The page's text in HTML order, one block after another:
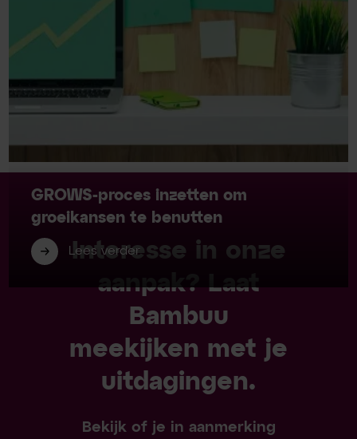
GROWS-proces inzetten om
groeikansen te benutten
Lees verder
Interesse in onze
aanpak? Laat
Bambuu
meekijken met je
uitdagingen.
Bekijk of je in aanmerking